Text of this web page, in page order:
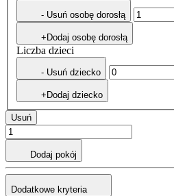
- Usuń osobę dorosłą
+Dodaj osobę dorosłą
Liczba dzieci
- Usuń dziecko
+Dodaj dziecko
Usuń
Dodaj pokój
Dodatkowe kryteria